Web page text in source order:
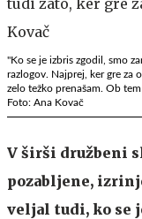
"Ko se je izbris zgodil, smo
razlogov. Najprej, ker gre za
zelo težko prenašam. Ob
Foto: Ana Kovač
V širši družbeni
pozabljene,
veljal tudi, ko se